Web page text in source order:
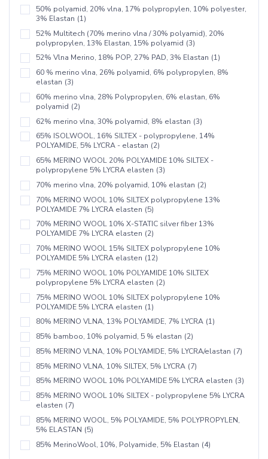
50% polyamid, 20% vlna, 17% polypropylen, 10% polyester,
3% Elastan (1)
52% Multitech (70% merino vlna / 30% polyamid), 20%
polypropylen, 13% Elastan, 15% polyamid (3)
52% Vlna Merino, 18% POP, 27% PAD, 3% Elastan (1)
60 % merino vlna, 26% polyamid, 6% polypropylen, 8%
elastan (3)
60% merino vlna, 28% Polypropylen, 6% elastan, 6%
polyamid (2)
62% merino vlna, 30% polyamid, 8% elastan (3)
65% ISOLWOOL, 16% SILTEX - polypropylene, 14%
POLYAMIDE, 5% LYCRA - elastan (2)
65% MERINO WOOL 20% POLYAMIDE 10% SILTEX -
polypropylene 5% LYCRA elasten (3)
70% merino vlna, 20% polyamid, 10% elastan (2)
70% MERINO WOOL 10% SILTEX polypropylene 13%
POLYAMIDE 7% LYCRA elasten (5)
70% MERINO WOOL 10% X-STATIC silver fiber 13%
POLYAMIDE 7% LYCRA elasten (2)
70% MERINO WOOL 15% SILTEX polypropylene 10%
POLYAMIDE 5% LYCRA elasten (12)
75% MERINO WOOL 10% POLYAMIDE 10% SILTEX
polypropylene 5% LYCRA elasten (2)
75% MERINO WOOL 10% SILTEX polypropylene 10%
POLYAMIDE 5% LYCRA elasten (1)
80% MERINO VLNA, 13% POLYAMIDE, 7% LYCRA (1)
85% bamboo, 10% polyamid, 5 % elastan (2)
85% MERINO VLNA, 10% POLYAMIDE, 5% LYCRA/elastan (7)
85% MERINO VLNA, 10% SILTEX, 5% LYCRA (7)
85% MERINO WOOL 10% POLYAMIDE 5% LYCRA elasten (3)
85% MERINO WOOL 10% SILTEX - polypropylene 5% LYCRA
elasten (7)
85% MERINO WOOL, 5% POLYAMIDE, 5% POLYPROPYLEN,
5% ELASTAN (5)
85% MerinoWool, 10%, Polyamide, 5% Elastan (4)